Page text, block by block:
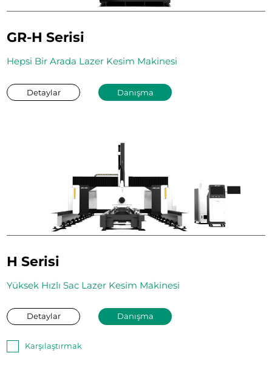
GR-H Serisi
Hepsi Bir Arada Lazer Kesim Makinesi
Detaylar Danışma
H Serisi
Yüksek Hızlı Sac Lazer Kesim Makinesi
Detaylar Danışma
Karşılaştırmak